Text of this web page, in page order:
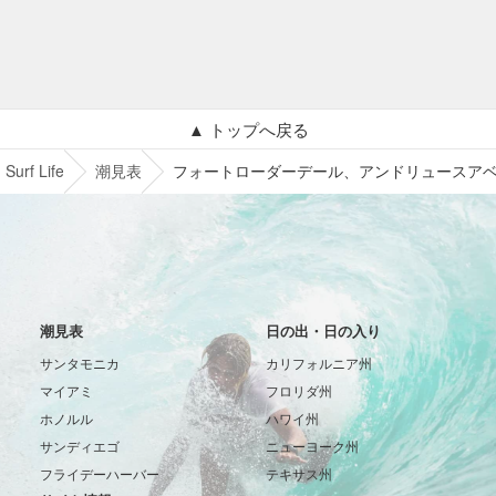
▲ トップへ戻る
Surf Life 潮見表 フォートローダーデール、アンドリュースア
潮見表
サンタモニカ
マイアミ
ホノルル
サンディエゴ
フライデーハーバー
日の出・日の入り
カリフォルニア州
フロリダ州
ハワイ州
ニューヨーク州
テキサス州